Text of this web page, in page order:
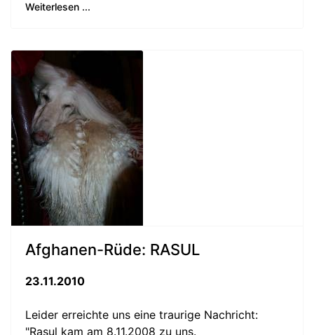
Weiterlesen ...
Afghanen-Rüde: RASUL
23.11.2010
Leider erreichte uns eine traurige Nachricht:
"Rasul kam am 8.11.2008 zu uns.